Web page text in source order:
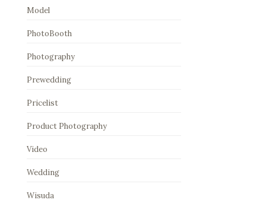
Model
PhotoBooth
Photography
Prewedding
Pricelist
Product Photography
Video
Wedding
Wisuda